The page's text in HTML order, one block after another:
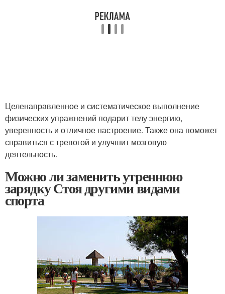
Целенаправленное и систематическое выполнение
физических упражнений подарит телу энергию,
уверенность и отличное настроение. Также она поможет
справиться с тревогой и улучшит мозговую
деятельность.
Можно ли заменить утреннюю
зарядку Стоя другими видами
спорта